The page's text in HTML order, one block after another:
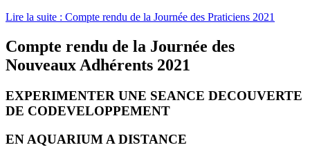
Lire la suite : Compte rendu de la Journée des Praticiens 2021
Compte rendu de la Journée des
Nouveaux Adhérents 2021
EXPERIMENTER UNE SEANCE DECOUVERTE
DE CODEVELOPPEMENT
EN AQUARIUM A DISTANCE